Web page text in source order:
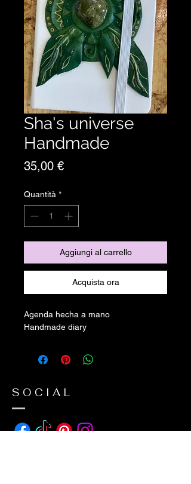
Sha's universe
Handmade
35,00 €Prezzo
Quantità *
Aggiungi al carrello
Acquista ora
Agenda hecha a mano
Handmade diary
SOCIAL